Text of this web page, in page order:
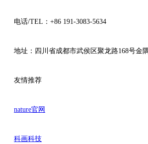
电话/TEL：+86 191-3083-5634
地址：四川省成都市武侯区聚龙路168号金
友情推荐
nature官网
科画科技